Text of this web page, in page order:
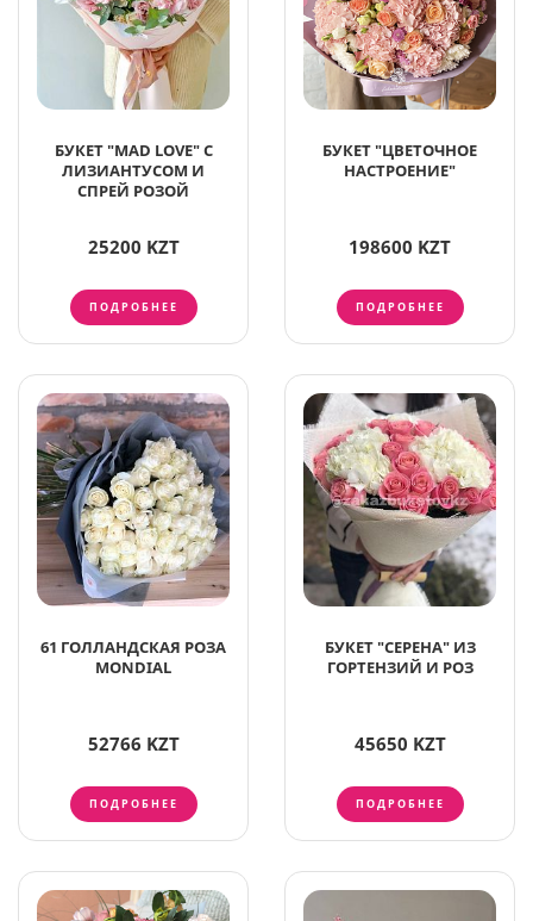
БУКЕТ "MAD LOVE" С
ЛИЗИАНТУСОМ И
СПРЕЙ РОЗОЙ
25200 KZT
ПОДРОБНЕЕ
БУКЕТ "ЦВЕТОЧНОЕ
НАСТРОЕНИЕ"
198600 KZT
ПОДРОБНЕЕ
61 ГОЛЛАНДСКАЯ РОЗА
MONDIAL
52766 KZT
ПОДРОБНЕЕ
БУКЕТ "СЕРЕНА" ИЗ
ГОРТЕНЗИЙ И РОЗ
45650 KZT
ПОДРОБНЕЕ